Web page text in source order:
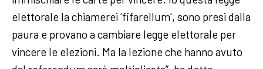
elettorale la chiamerei ‘fifarellum’, sono presi dalla
paura e provano a cambiare legge elettorale per
vincere le elezioni. Ma la lezione che hanno avuto